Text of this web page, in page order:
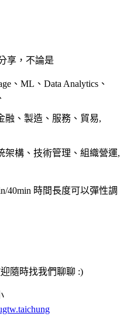
享，不論是
、ML、Data Analytics、
融、製造、服務、貿易,
架構、技術管理、組織營運,
40min 時間長度可以彈性調
隨時找我們聊聊 :)